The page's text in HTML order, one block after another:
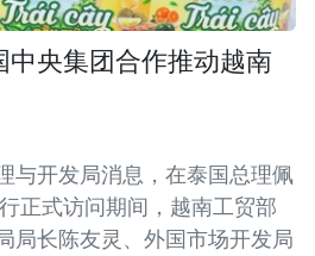
央集团合作推动越南
与开发局消息，在泰国总理佩
正式访问期间，越南工贸部
局长陈友灵、外国市场开发局